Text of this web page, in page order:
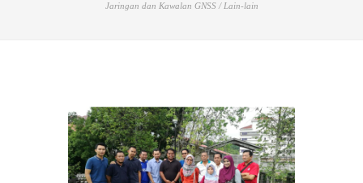
Jaringan dan Kawalan GNSS / Lain-lain